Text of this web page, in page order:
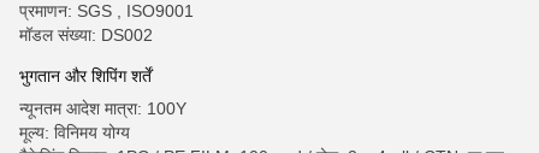
प्रमाणन: SGS , ISO9001
मॉडल संख्या: DS002
भुगतान और शिपिंग शर्तें
न्यूनतम आदेश मात्रा: 100Y
मूल्य: विनिमय योग्य